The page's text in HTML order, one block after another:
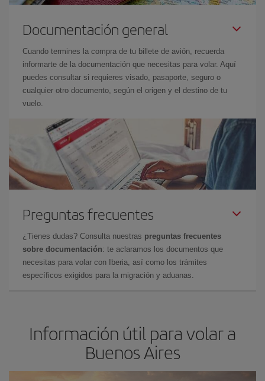
Documentación general
Cuando termines la compra de tu billete de avión, recuerda
informarte de la documentación que necesitas para volar. Aquí
puedes consultar si requieres visado, pasaporte, seguro o
cualquier otro documento, según el origen y el destino de tu
vuelo.
Preguntas frecuentes
¿Tienes dudas? Consulta nuestras preguntas frecuentes
sobre documentación: te aclaramos los documentos que
necesitas para volar con Iberia, así como los trámites
específicos exigidos para la migración y aduanas.
Información útil para volar a
Buenos Aires